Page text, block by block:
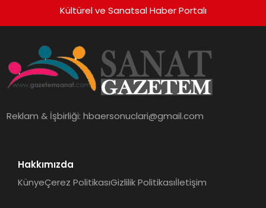
Kültürel ve Sanatsal Haber Portalı
Reklam & İşbirliği:hbaersonuclari@gmail.com
Hakkımızda
KünyeÇerez PolitikasıGizlilik Politikasıİletişim